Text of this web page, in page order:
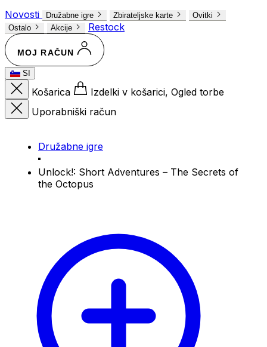
Novosti
Družabne igre Zbirateljske karte
Ovitki
Ostalo
Akcije Restock
MOJ RAČUN
SI
Košarica
Izdelki v košarici, Ogled torbe
Uporabniški račun
Družabne igre
Unlock!: Short Adventures – The Secrets of
the Octopus